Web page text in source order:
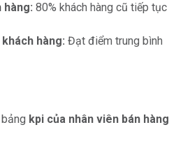
hàng: 80% khách hàng cũ tiếp tục
hàng: Đạt điểm trung bình
kpi của nhân viên bán hàng